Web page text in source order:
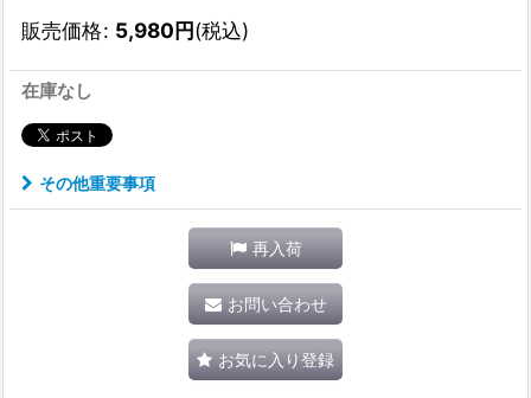
販売価格: 5,980円(税込)
在庫なし
その他重要事項
再入荷
お問い合わせ
お気に入り登録